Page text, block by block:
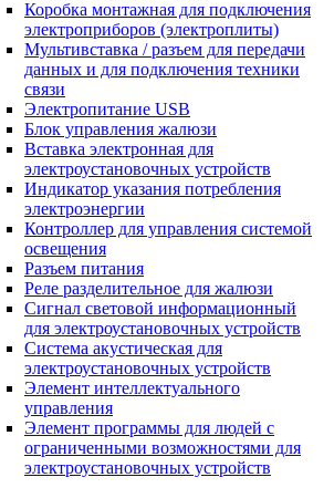
Коробка монтажная для подключения
электроприборов (электроплиты)
Мультивставка / разъем для передачи
данных и для подключения техники
связи
Электропитание USB
Блок управления жалюзи
Вставка электронная для
электроустановочных устройств
Индикатор указания потребления
электроэнергии
Контроллер для управления системой
освещения
Разъем питания
Реле разделительное для жалюзи
Сигнал световой информационный
для электроустановочных устройств
Система акустическая для
электроустановочных устройств
Элемент интеллектуального
управления
Элемент программы для людей с
ограниченными возможностями для
электроустановочных устройств